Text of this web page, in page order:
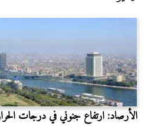
الأرصاد: ارتفاع جنوني في درجات الحرارة تصل لـ